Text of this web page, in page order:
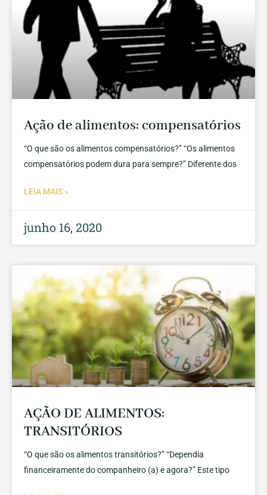
Ação de alimentos: compensatórios
“O que são os alimentos compensatórios?” “Os alimentos
compensatórios podem dura para sempre?” Diferente dos
LEIA MAIS »
junho 16, 2020
AÇÃO DE ALIMENTOS:
TRANSITÓRIOS
“O que são os alimentos transitórios?” “Dependia
financeiramente do companheiro (a) e agora?” Este tipo